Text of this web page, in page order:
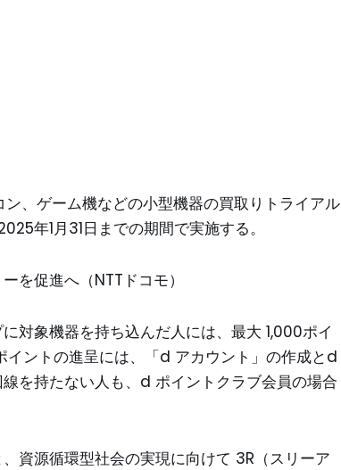
、ゲーム機などの小型機器の買取りトライアル
年1月31日までの期間で実施する。
を促進へ（NTTドコモ）
対象機器を持ち込んだ人には、最大 1,000ポイ
ントの進呈には、「d アカウント」の作成とd
を持たない人も、d ポイントクラブ会員の場合
資源循環型社会の実現に向けて 3R（スリーア